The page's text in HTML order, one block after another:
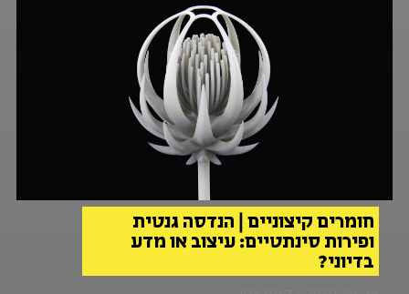
חומרים קיצוניים | הנדסה גנטית
ופירות סינתטיים: עיצוב או מדע
בדיוני?